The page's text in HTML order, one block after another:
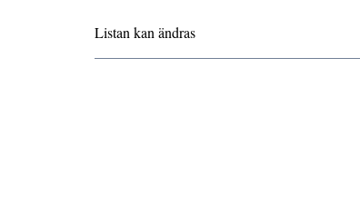
Listan kan ändras